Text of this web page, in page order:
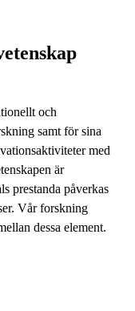
och
samt för sina
med
är
prestanda påverkas
Vår forskning
dessa element.